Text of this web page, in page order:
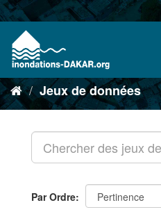
Jeux de données
Par Ordre